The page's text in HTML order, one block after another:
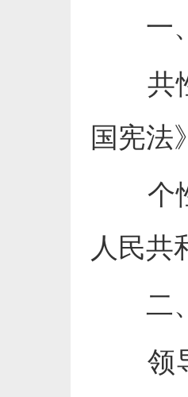
一、
共
国宪法
个
人民共
二
领